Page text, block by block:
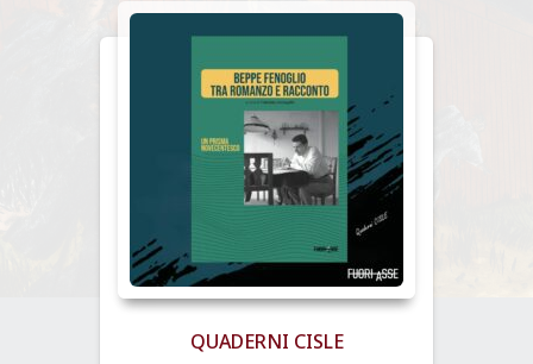
recente
QUADERNI CISLE